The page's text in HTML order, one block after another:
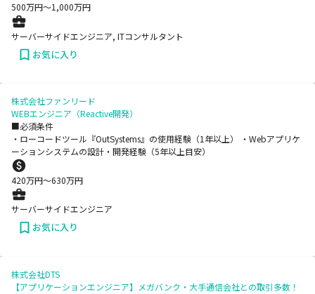
500万円〜1,000万円
サーバーサイドエンジニア, ITコンサルタント
お気に入り
株式会社ファンリード
WEBエンジニア（Reactive開発）
■必須条件
・ローコードツール『OutSystems』の使用経験（1年以上） ・Webアプリケ
ーションシステムの設計・開発経験（5年以上目安）
420万円〜630万円
サーバーサイドエンジニア
お気に入り
株式会社DTS
【アプリケーションエンジニア】メガバンク・大手通信会社との取引多数！